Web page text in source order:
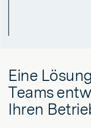
Eine
Teams
Ihren